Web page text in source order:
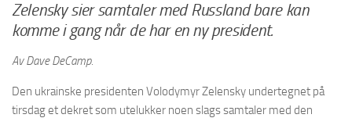
Zelensky sier samtaler med Russland bare kan
komme i gang når de har en ny president.
Av Dave DeCamp.
Den ukrainske presidenten Volodymyr Zelensky undertegnet på
tirsdag et dekret som utelukker noen slags samtaler med den